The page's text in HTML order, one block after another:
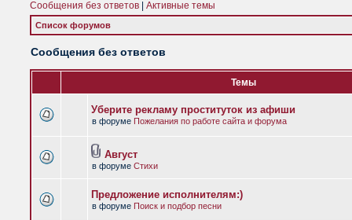
Сообщения без ответов Активные темы
Список форумов
Сообщения без ответов
Темы
Уберите рекламу проституток из афиши
в форуме Пожелания по работе сайта и форума
Август
в форуме Стихи
Предложение исполнителям:)
в форуме Поиск и подбор песни